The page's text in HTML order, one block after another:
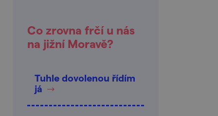
Co zrovna frčí u nás
na jižní Moravě?
Tuhle dovolenou řídím
já